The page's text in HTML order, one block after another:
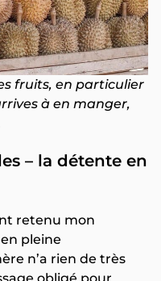
fruits, en particulier
à en manger,
– la détente en
retenu mon
pleine
n’a rien de très
obligé pour